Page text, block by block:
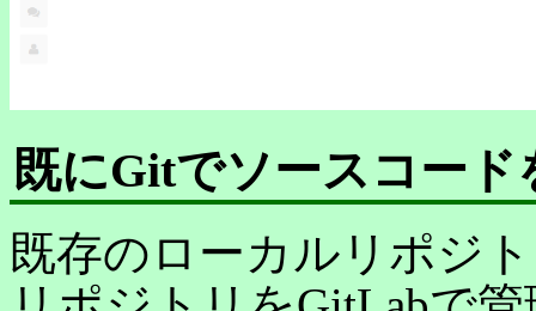
既にGitでソースコー
既存のローカルリポジ